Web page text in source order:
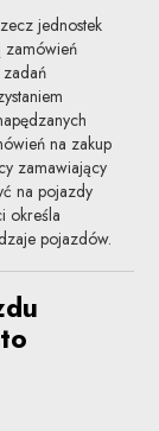
jednostek
zamówień
na zakup
zamawiający
na pojazdy
określa
pojazdów.